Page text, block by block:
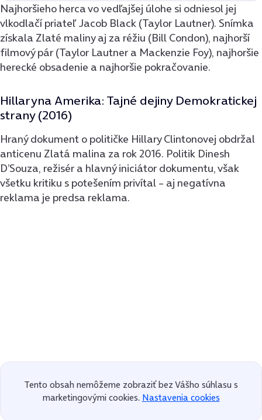
Najhoršieho herca vo vedľajšej úlohe si odniesol jej
vlkodlačí priateľ Jacob Black (Taylor Lautner). Snímka
získala Zlaté maliny aj za réžiu (Bill Condon), najhorší
filmový pár (Taylor Lautner a Mackenzie Foy), najhoršie
herecké obsadenie a najhoršie pokračovanie.
Hillaryna Amerika: Tajné dejiny Demokratickej
strany (2016)
Hraný dokument o političke Hillary Clintonovej obdržal
anticenu Zlatá malina za rok 2016. Politik Dinesh
D’Souza, režisér a hlavný iniciátor dokumentu, však
všetku kritiku s potešením privítal – aj negatívna
reklama je predsa reklama.
Tento obsah nemôžeme zobraziť bez Vášho súhlasu s
marketingovými cookies. Nastavenia cookies